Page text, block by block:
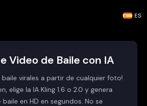
ES
Video de Baile con IA
baile virales a partir de cualquier foto!
elige la IA Kling 1.6 o 2.0 y genera
en HD en segundos. No se